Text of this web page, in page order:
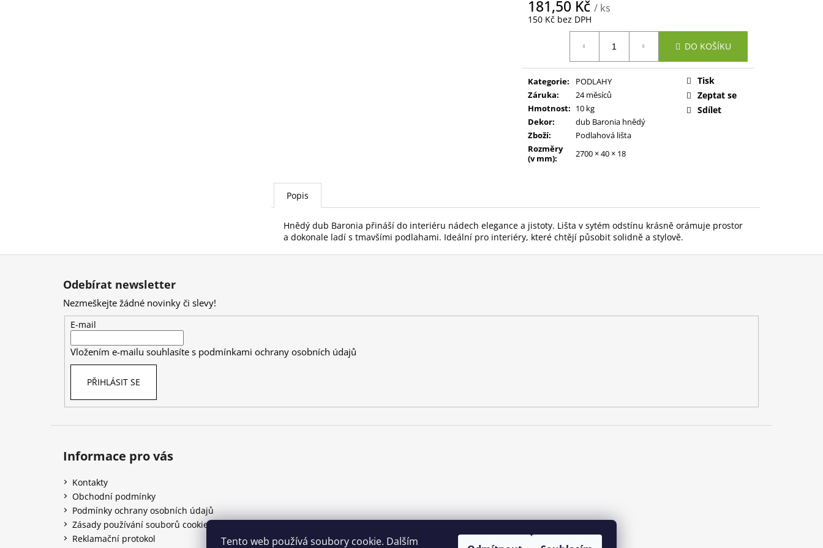
Tento web používá soubory cookie. Dalším
181,50 Kč / ks
150 Kč bez DPH
DO KOŠÍKU
Kategorie:
PODLAHY
Záruka:
24 měsíců
Hmotnost: 10 kg
Dekor:
dub Baronia hnědý
Zboží:
Podlahová lišta
Rozměry
(v mm): 2700 × 40 × 18
Tisk
Zeptat se
Sdílet
Popis
Hnědý dub Baronia přináší do interiéru nádech elegance a jistoty. Lišta v sytém odstínu krásně orámuje prostor
a dokonale ladí s tmavšími podlahami. Ideální pro interiéry, které chtějí působit solidně a stylově.
Z
Odebírat newsletter
Nezmeškejte žádné novinky či slevy!
E-mail
Vložením e-mailu souhlasíte s podmínkami ochrany osobních údajů
PŘIHLÁSIT SE
Informace pro vás
Kontakty
Obchodní podmínky
Podmínky ochrany osobních údajů
Zásady používání souborů cookies
Reklamační protokol